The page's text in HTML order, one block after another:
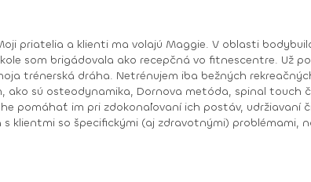
priatelia a klienti ma volajú Maggie. V oblasti
som brigádovala ako recepčná vo fitnescentre. Už
trénerská dráha. Netrénujem iba bežných
pomáhať im pri zdokonaľovaní ich postáv,
klientmi so špecifickými (aj zdravotnými)
nadváhou či, naopak, poruchou príjmu potravy alebo
musím prispôsobiť cvičenie a terapiu na mieru. Moja práca je mi zároveň koníčkom
Moje najvýraznejšie súťažné úspechy: 2005 • juniorská majsterka Európy v